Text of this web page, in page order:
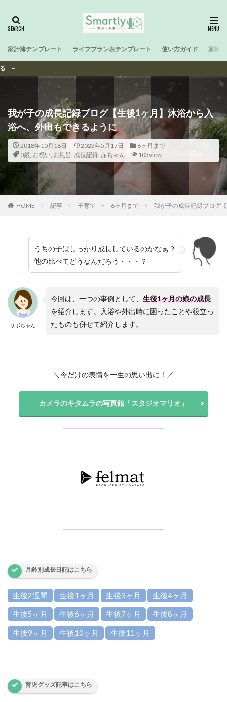
家計簿テンプレート ライフプラン表テンプレート 使い方ガイド 家計
我が子の成長記録ブログ【生後1ヶ月】沐浴から入
浴へ、外出もできるように
2018年10月18日 2023年5月17日
6ヶ月まで
0歳, お祝い, お風呂, 成長記録, 赤ちゃん 103view
HOME 記事 子育て 6ヶ月まで 我が子の成長記録ブログ
うちの子はしっかり成長しているのかなぁ？
他の比べてどうなんだろう・・・？
サボちゃん
今回は、一つの事例として、 生後1ヶ月の娘の成長
を紹介します。入浴や外出時に困ったことや役立っ
たものも併せて紹介します。
＼今だけの表情を一生の思い出に！／
カメラのキタムラの写真館「スタジオマリオ」
月齢別成長日記はこちら
生後2週間 生後1ヶ月 生後3ヶ月 生後4ヶ月
生後5ヶ月 生後6ヶ月 生後7ヶ月 生後8ヶ月
生後9ヶ月 生後10ヶ月 生後11ヶ月
育児グッズ記事はこちら